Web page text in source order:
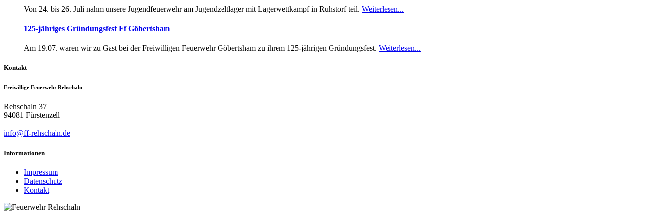
Von 24. bis 26. Juli nahm unsere Jugendfeuerwehr am Jugendzeltlager mit Lagerwettkampf in Ruhstorf teil. Weiterlesen...
125-jähriges Gründungsfest Ff Göbertsham
Am 19.07. waren wir zu Gast bei der Freiwilligen Feuerwehr Göbertsham zu ihrem 125-jährigen Gründungsfest. Weiterlesen...
Kontakt
Freiwillige Feuerwehr Rehschaln
Rehschaln 37
94081 Fürstenzell
info@ff-rehschaln.de
Informationen
Impressum
Datenschutz
Kontakt